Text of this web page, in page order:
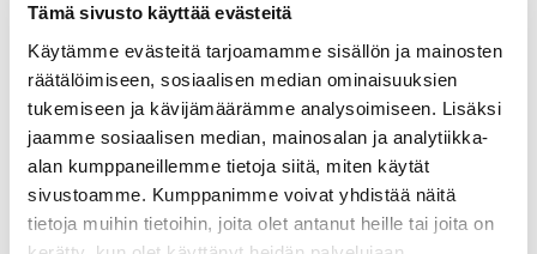
Tämä sivusto käyttää evästeitä
Käytämme evästeitä tarjoamamme sisällön ja mainosten
räätälöimiseen, sosiaalisen median ominaisuuksien
tukemiseen ja kävijämäärämme analysoimiseen. Lisäksi
jaamme sosiaalisen median, mainosalan ja analytiikka-
alan kumppaneillemme tietoja siitä, miten käytät
sivustoamme. Kumppanimme voivat yhdistää näitä
tietoja muihin tietoihin, joita olet antanut heille tai joita on
päällekkäin sitä varten suunniteltujen
imukuppien avulla.
52,00€
Original
price
was:
52,00 €.
44,20€
Current
price
is:
44,20 €.
Tuotekoodi: 85000